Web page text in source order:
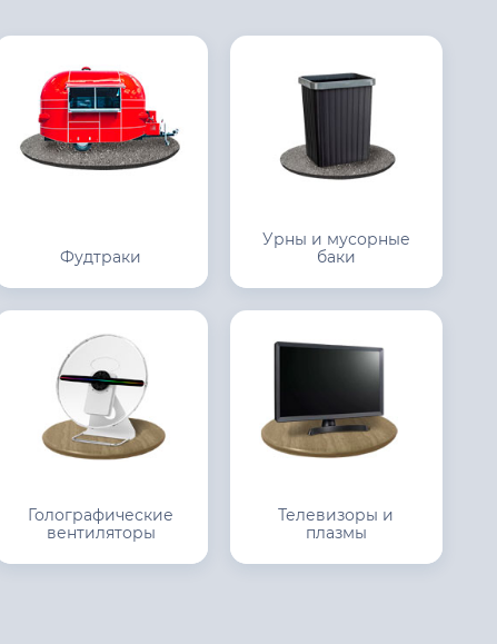
Фудтраки
Урны и мусорные
баки
Голографические
вентиляторы
Телевизоры и
плазмы